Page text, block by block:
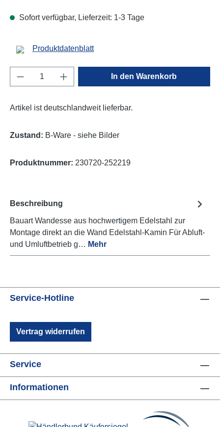
Sofort verfügbar, Lieferzeit: 1-3 Tage
Produktdatenblatt
Produkt Anzahl: Gib den gewünschten
In den Warenkorb
Artikel ist deutschlandweit lieferbar.
Zustand: B-Ware - siehe Bilder
Produktnummer: 230720-252219
Beschreibung
Bauart Wandesse aus hochwertigem Edelstahl zur
Montage direkt an die Wand Edelstahl-Kamin Für Abluft-
und Umluftbetrieb g… Mehr
Service-Hotline
Vertrag widerrufen
Service
Informationen